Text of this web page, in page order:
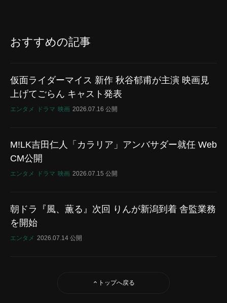
おすすめの記事
仮面ライダーマイス 新作 秋谷郁甫が主演 映画見
上げてごらん キャスト発表
エンタメ ドラマ 映画 2026.07.16 公開
M!LK吉田仁人「カラリア」アンバサダー就任 Web
CM公開
エンタメ ドラマ 映画 2026.07.15 公開
朝ドラ『風、薫る』次回 りんが新潟到着 舎監業務
を開始
エンタメ 2026.07.14 公開
トップへ戻る